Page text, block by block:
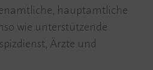
hauptamtliche
wie unterstützende
Ärzte und